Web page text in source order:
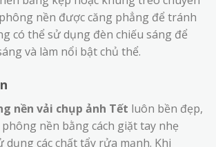
nền được căng phẳng để tránh
có thể sử dụng đèn chiếu sáng để
và làm nổi bật chủ thể.
nền vải chụp ảnh Tết luôn bền đẹp,
nền bằng cách giặt tay nhẹ
dụng các chất tẩy rửa mạnh. Khi